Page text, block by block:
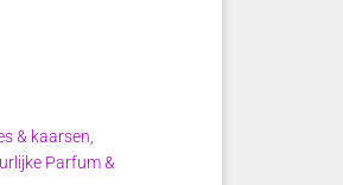
& kaarsen
Parfum &